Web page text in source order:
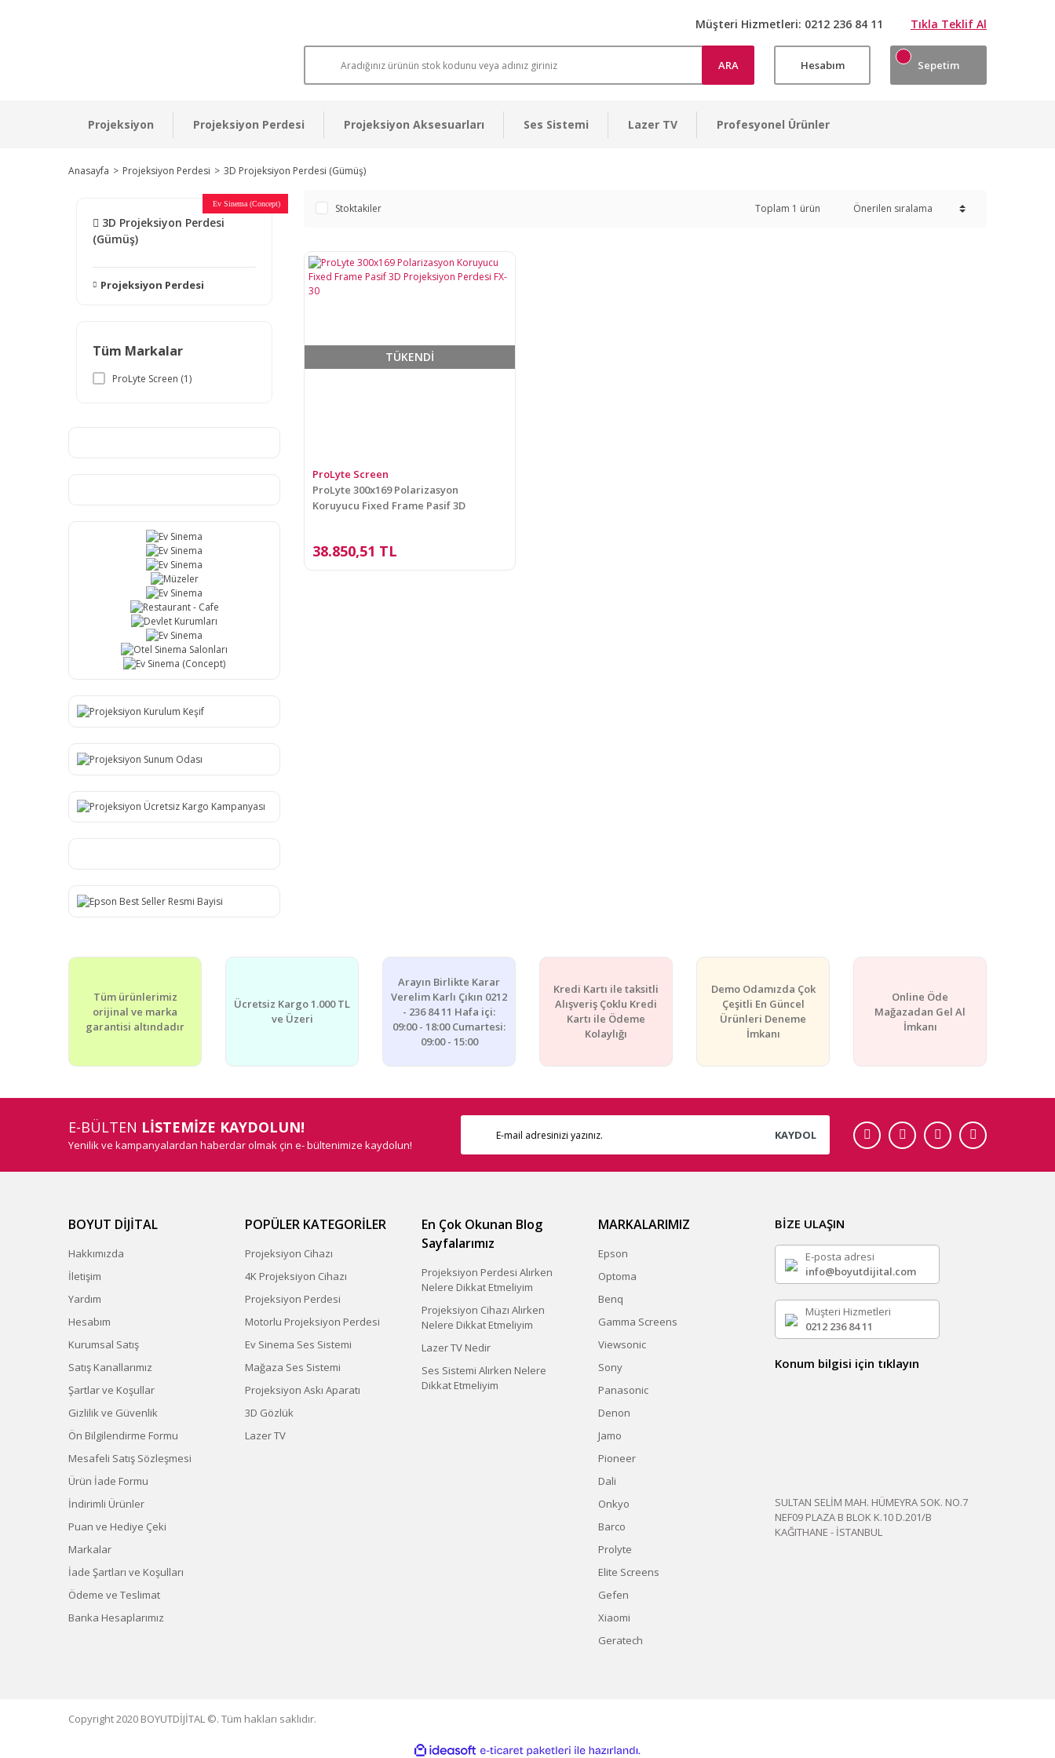
Müşteri Hizmetleri: 0212 236 84 11 Tıkla Teklif Al
ARA Hesabım Sepetim
Projeksiyon Projeksiyon Perdesi Projeksiyon Aksesuarları Ses Sistemi Lazer TV Profesyonel Ürünler
Anasayfa Projeksiyon Perdesi 3D Projeksiyon Perdesi (Gümüş)
3D Projeksiyon Perdesi
(Gümüş)
Projeksiyon Perdesi
Tüm Markalar
ProLyte Screen (1)
Ev Sinema
Ev Sinema
Ev Sinema
Müzeler
Ev Sinema
Restaurant - Cafe
Devlet Kurumları
Ev Sinema
Otel Sinema Salonları
Ev Sinema (Concept) Stoktakiler Toplam 1 ürün
TÜKENDİ
ProLyte Screen
ProLyte 300x169 Polarizasyon
Koruyucu Fixed Frame Pasif 3D
38.850,51 TL
Tüm ürünlerimiz
orijinal ve marka
garantisi altındadır
Ücretsiz Kargo 1.000 TL
ve Üzeri
Arayın Birlikte Karar
Verelim Karlı Çıkın 0212
- 236 84 11 Hafa içi:
09:00 - 18:00 Cumartesi:
09:00 - 15:00
Kredi Kartı ile taksitli
Alışveriş Çoklu Kredi
Kartı ile Ödeme
Kolaylığı
Demo Odamızda Çok
Çeşitli En Güncel
Ürünleri Deneme
İmkanı
Online Öde
Mağazadan Gel Al
İmkanı
E-BÜLTEN LİSTEMİZE KAYDOLUN!
Yenilik ve kampanyalardan haberdar olmak çin e- bültenimize kaydolun!
KAYDOL
BOYUT DİJİTAL
Hakkımızda
İletişim
Yardım
Hesabım
Kurumsal Satış
Satış Kanallarımız
Şartlar ve Koşullar
Gizlilik ve Güvenlik
Ön Bilgilendirme Formu
Mesafeli Satış Sözleşmesi
Ürün İade Formu
İndirimli Ürünler
Puan ve Hediye Çeki
Markalar
İade Şartları ve Koşulları
Ödeme ve Teslimat
Banka Hesaplarımız
POPÜLER KATEGORİLER
Projeksiyon Cihazı
4K Projeksiyon Cihazı
Projeksiyon Perdesi
Motorlu Projeksiyon Perdesi
Ev Sinema Ses Sistemi
Mağaza Ses Sistemi
Projeksiyon Askı Aparatı
3D Gözlük
Lazer TV
En Çok Okunan Blog
Sayfalarımız
Projeksiyon Perdesi Alırken
Nelere Dikkat Etmeliyim
Projeksiyon Cihazı Alırken
Nelere Dikkat Etmeliyim
Lazer TV Nedir
Ses Sistemi Alırken Nelere
Dikkat Etmeliyim
MARKALARIMIZ
Epson
Optoma
Benq
Gamma Screens
Viewsonic
Sony
Panasonic
Denon
Jamo
Pioneer
Dali
Onkyo
Barco
Prolyte
Elite Screens
Gefen
Xiaomi
Geratech
BİZE ULAŞIN
E-posta adresi
info@boyutdijital.com
Müşteri Hizmetleri
0212 236 84 11
Konum bilgisi için tıklayın
SULTAN SELİM MAH. HÜMEYRA SOK. NO.7
NEF09 PLAZA B BLOK K.10 D.201/B
KAĞITHANE - İSTANBUL
Copyright 2020 BOYUTDİJİTAL ©. Tüm hakları saklıdır.
ideasoft e-